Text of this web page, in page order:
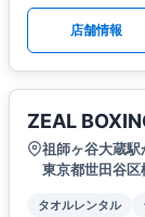
店舗情報
ZEAL
祖師ヶ谷大蔵
東京都世田谷
タオルレンタル